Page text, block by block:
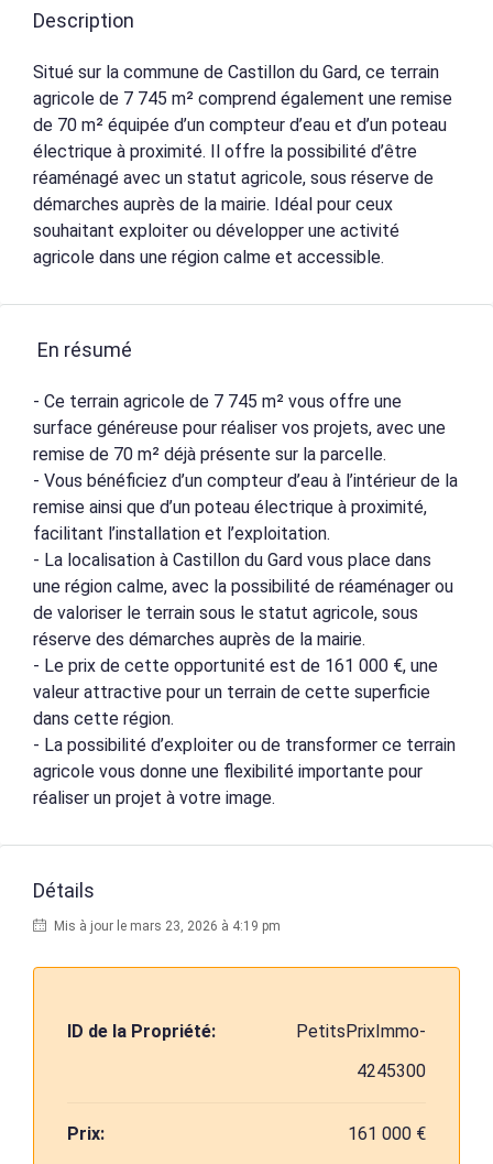
Description
Situé sur la commune de Castillon du Gard, ce terrain
agricole de 7 745 m² comprend également une remise
de 70 m² équipée d’un compteur d’eau et d’un poteau
électrique à proximité. Il offre la possibilité d’être
réaménagé avec un statut agricole, sous réserve de
démarches auprès de la mairie. Idéal pour ceux
souhaitant exploiter ou développer une activité
agricole dans une région calme et accessible.
En résumé
- Ce terrain agricole de 7 745 m² vous offre une
surface généreuse pour réaliser vos projets, avec une
remise de 70 m² déjà présente sur la parcelle.
- Vous bénéficiez d’un compteur d’eau à l’intérieur de la
remise ainsi que d’un poteau électrique à proximité,
facilitant l’installation et l’exploitation.
- La localisation à Castillon du Gard vous place dans
une région calme, avec la possibilité de réaménager ou
de valoriser le terrain sous le statut agricole, sous
réserve des démarches auprès de la mairie.
- Le prix de cette opportunité est de 161 000 €, une
valeur attractive pour un terrain de cette superficie
dans cette région.
- La possibilité d’exploiter ou de transformer ce terrain
agricole vous donne une flexibilité importante pour
réaliser un projet à votre image.
Détails
Mis à jour le mars 23, 2026 à 4:19 pm
ID de la Propriété:
PetitsPrixImmo-
4245300
Prix: 161 000 €